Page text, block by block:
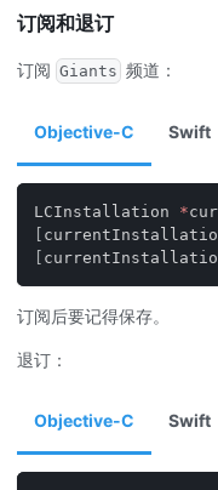
订阅和退订
订阅 Giants 频道：
Objective-C Swift
LCInstallation *
currentInstallation
订阅后要记得保存。
退订：
Objective-C Swift